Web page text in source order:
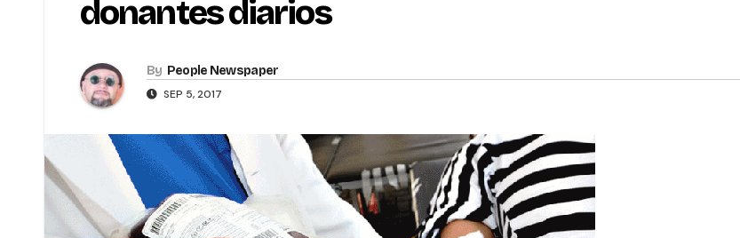
donantes diarios
By People Newspaper
SEP 5, 2017